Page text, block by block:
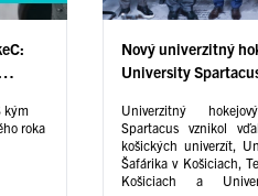
kým
roka
Nový univerzitný
University
Univerzitný
Spartacus vznikol
košických univerzít,
Šafárika v Košiciach,
Košiciach a